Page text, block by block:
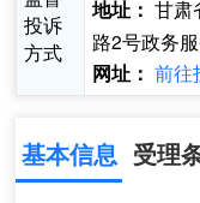
投诉
方式
地址： 甘肃
路2号政务
网址： 前往
基本信息 受理